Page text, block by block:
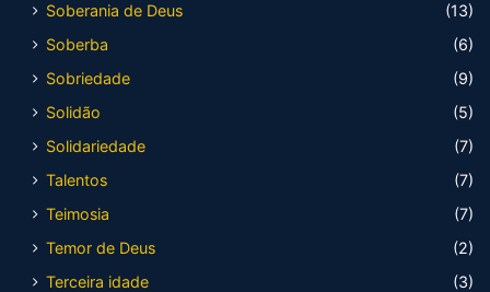
Soberania de Deus
(13)
Soberba
(6)
Sobriedade
(9)
Solidão
(5)
Solidariedade
(7)
Talentos
(7)
Teimosia
(7)
Temor de Deus
(2)
Terceira idade
(3)